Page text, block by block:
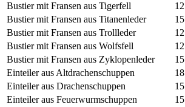
Bustier mit Fransen aus Tigerfell
12
Bustier mit Fransen aus Titanenleder
15
Bustier mit Fransen aus Trollleder
12
Bustier mit Fransen aus Wolfsfell
12
Bustier mit Fransen aus Zyklopenleder
15
Einteiler aus Altdrachenschuppen
18
Einteiler aus Drachenschuppen
15
Einteiler aus Feuerwurmschuppen
15